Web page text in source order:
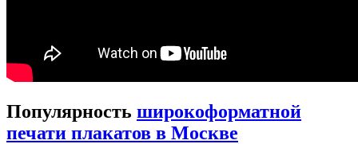
Популярность широкоформатной
печати плакатов в Москве